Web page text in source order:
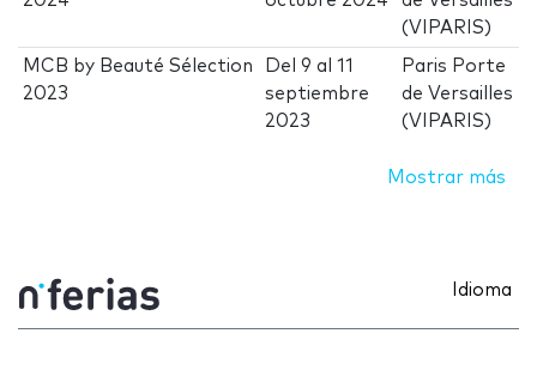
(VIPARIS)
MCB by Beauté Sélection
2023
Del9 al11
septiembre
2023
Paris Porte
de Versailles
(VIPARIS)
Mostrar más
Idioma